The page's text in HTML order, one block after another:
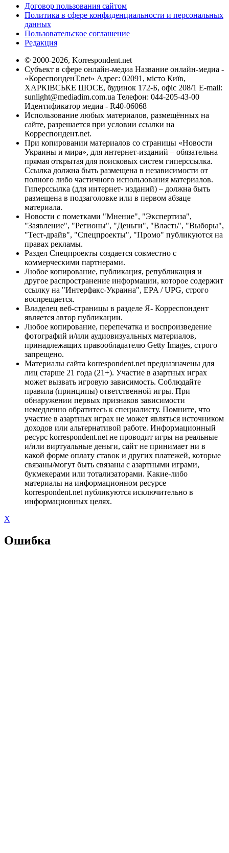
Договор пользования сайтом
Политика в сфере конфиденциальности и персональных
данных
Пользовательское соглашение
Редакция
© 2000-2026, Korrespondent.net
Субъект в сфере онлайн-медиа Название онлайн-медиа -
«КореспонденТ.net» Адрес: 02091, місто Київ,
ХАРКІВСЬКЕ ШОСЕ, будинок 172-Б, офіс 208/1 E-mail:
sunlight@mediadim.com.ua Телефон: 044-205-43-00
Идентификатор медиа - R40-06068
Использование любых материалов, размещённых на
сайте, разрешается при условии ссылки на
Корреспондент.net.
При копировании материалов со страницы «Новости
Украины и мира», для интернет-изданий – обязательна
прямая открытая для поисковых систем гиперссылка.
Ссылка должна быть размещена в независимости от
полного либо частичного использования материалов.
Гиперссылка (для интернет- изданий) – должна быть
размещена в подзаголовке или в первом абзаце
материала.
Новости с пометками "Мнение", "Экспертиза",
"Заявление", "Регионы", "Деньги", "Власть", "Выборы",
"Тест-драйв", "Спецпроекты", "Промо" публикуются на
правах рекламы.
Раздел Спецпроекты создается совместно с
коммерческими партнерами.
Любое копирование, публикация, републикация и
другое распространение информации, которое содержит
ссылку на "Интерфакс-Украина", EPA / UPG, строго
воспрещается.
Владелец веб-страницы в разделе Я- Корреспондент
является автор публикации.
Любое копирование, перепечатка и воспроизведение
фотографий и/или аудиовизуальных материалов,
принадлежащих правообладателю Getty Images, строго
запрещено.
Материалы сайта korrespondent.net предназначены для
лиц старше 21 года (21+). Участие в азартных играх
может вызвать игровую зависимость. Соблюдайте
правила (принципы) ответственной игры. При
обнаружении первых признаков зависимости
немедленно обратитесь к специалисту. Помните, что
участие в азартных играх не может являться источником
доходов или альтернативой работе. Информационный
ресурс korrespondent.net не проводит игры на реальные
и/или виртуальные деньги, сайт не принимает ни в
какой форме оплату ставок и других платежей, которые
связаны/могут быть связаны с азартными играми,
букмекерами или тотализаторами. Какие-либо
материалы на информационном ресурсе
korrespondent.net публикуются исключительно в
информационных целях.
X
Ошибка